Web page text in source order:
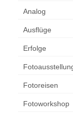
Analog
Ausflüge
Erfolge
Fotoreisen
Fotoworkshop